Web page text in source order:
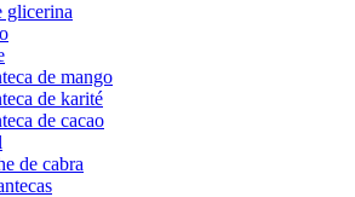
glicerina
de mango
de karité
de cacao
de cabra